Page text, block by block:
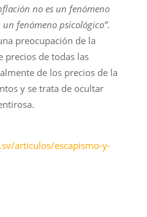
no es un fenómeno
fenómeno psicológico”.
preocupación de la
precios de todas las
de los precios de la
y se trata de ocultar
articulos/escapismo-y-